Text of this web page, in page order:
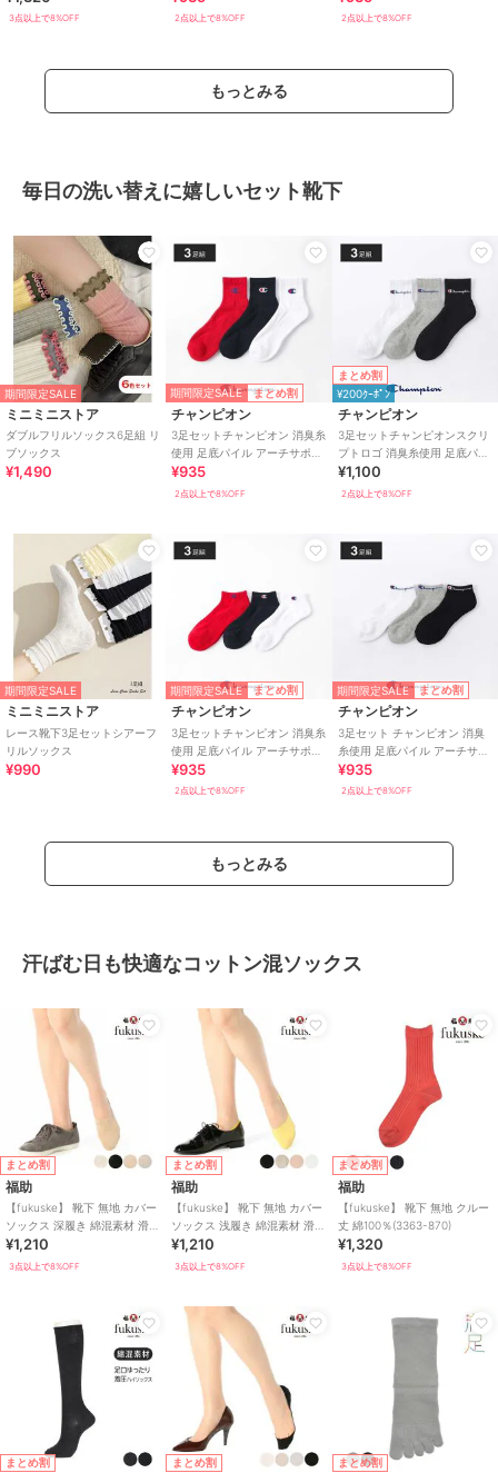
3点以上で8%OFF 2点以上で8%OFF 2点以上で8%OFF
もっとみる
毎日の洗い替えに嬉しいセット靴下
期間限定SALE
ミニミニストア
ダブルフリルソックス6足組 リ
ブソックス
¥1,490
期間限定SALE まとめ割
チャンピオン
3足セットチャンピオン 消臭糸
使用 足底パイル アーチサポー
ト ショート丈ソックス
¥935
2点以上で8%OFF
まとめ割
¥200ｸｰﾎﾟﾝ
チャンピオン
3足セットチャンピオンスクリ
プトロゴ 消臭糸使用 足底パイ
ル アーチサポート ショート丈
ソックス
¥1,100
2点以上で8%OFF
期間限定SALE
ミニミニストア
レース靴下3足セットシアーフ
リルソックス
¥990
期間限定SALE まとめ割
チャンピオン
3足セットチャンピオン 消臭糸
使用 足底パイル アーチサポー
ト スニーカー丈ソックス
¥935
2点以上で8%OFF
期間限定SALE まとめ割
チャンピオン
3足セット チャンピオン 消臭
糸使用 足底パイル アーチサポ
ート スニーカー丈ソックス
¥935
2点以上で8%OFF
もっとみる
汗ばむ日も快適なコットン混ソックス
まとめ割
福助
【fukuske】 靴下 無地 カバー
ソックス 深履き 綿混素材 滑り
止め付き
¥1,210
3点以上で8%OFF
まとめ割
福助
【fukuske】 靴下 無地 カバー
ソックス 浅履き 綿混素材 滑り
止め付き
¥1,210
3点以上で8%OFF
まとめ割
福助
【fukuske】 靴下 無地 クルー
丈 綿100％(3363-870)
¥1,320
3点以上で8%OFF
まとめ割 まとめ割 まとめ割